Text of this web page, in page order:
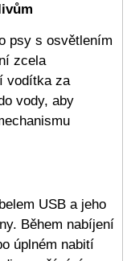
psy s osvětlením
zcela
vodítka za
vody, aby
USB a jeho
Během nabíjení
úplném nabití